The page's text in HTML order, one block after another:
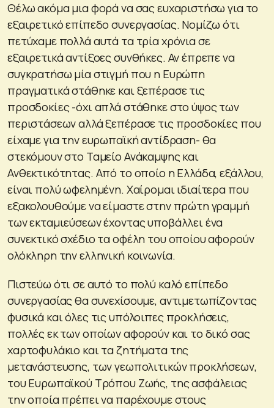
Θέλω ακόμα μια φορά να σας ευχαριστήσω για το
εξαιρετικό επίπεδο συνεργασίας. Νομίζω ότι
πετύχαμε πολλά αυτά τα τρία χρόνια σε
εξαιρετικά αντίξοες συνθήκες. Αν έπρεπε να
συγκρατήσω μία στιγμή που η Ευρώπη
πραγματικά στάθηκε και ξεπέρασε τις
προσδοκίες -όχι απλά στάθηκε στο ύψος των
περιστάσεων αλλά ξεπέρασε τις προσδοκίες που
είχαμε για την ευρωπαϊκή αντίδραση- θα
στεκόμουν στο Ταμείο Ανάκαμψης και
Ανθεκτικότητας. Από το οποίο η Ελλάδα, εξάλλου,
είναι πολύ ωφελημένη. Χαίρομαι ιδιαίτερα που
εξακολουθούμε να είμαστε στην πρώτη γραμμή
των εκταμιεύσεων έχοντας υποβάλλει ένα
συνεκτικό σχέδιο τα οφέλη του οποίου αφορούν
ολόκληρη την ελληνική κοινωνία.
Πιστεύω ότι σε αυτό το πολύ καλό επίπεδο
συνεργασίας θα συνεχίσουμε, αντιμετωπίζοντας
φυσικά και όλες τις υπόλοιπες προκλήσεις,
πολλές εκ των οποίων αφορούν και το δικό σας
χαρτοφυλάκιο και τα ζητήματα της
μετανάστευσης, των γεωπολιτικών προκλήσεων,
του Ευρωπαϊκού Τρόπου Ζωής, της ασφάλειας
την οποία πρέπει να παρέχουμε στους